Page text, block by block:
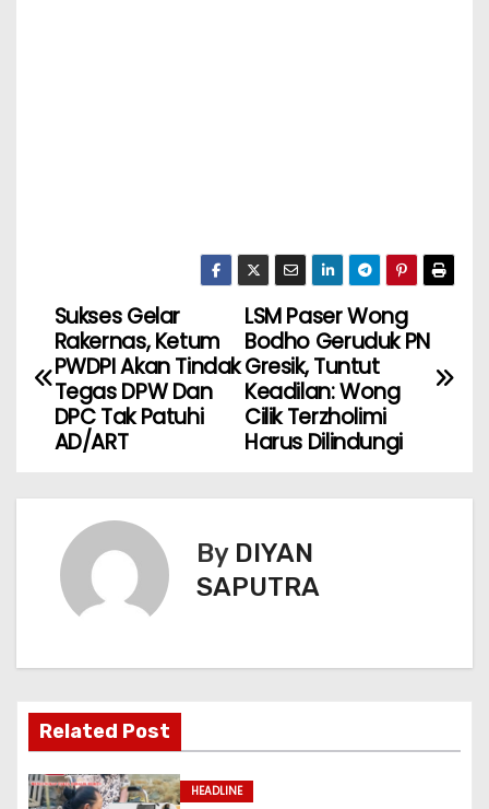
LSM Paser Wong
Bodho Geruduk PN
Gresik, Tuntut
Keadilan: Wong
Cilik Terzholimi
Harus Dilindungi
Sukses Gelar
Rakernas, Ketum
PWDPI Akan Tindak
Tegas DPW Dan
DPC Tak Patuhi
AD/ART
By DIYAN
SAPUTRA
Related Post
HEADLINE